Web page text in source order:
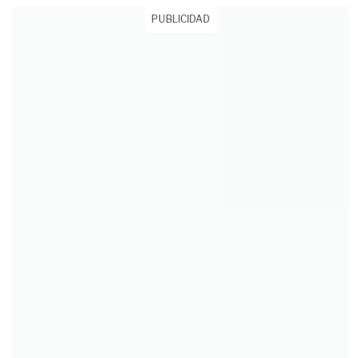
PUBLICIDAD